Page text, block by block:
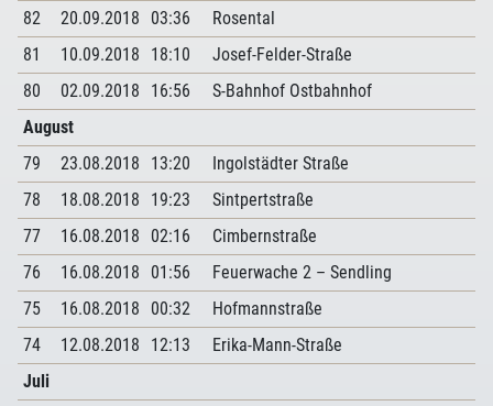
82
20.09.2018 03:36
Rosental
81
10.09.2018 18:10
Josef-Felder-Straße
80
02.09.2018 16:56
S-Bahnhof Ostbahnhof
August
79
23.08.2018 13:20
Ingolstädter Straße
78
18.08.2018 19:23
Sintpertstraße
77
16.08.2018 02:16
Cimbernstraße
76
16.08.2018 01:56
Feuerwache 2 – Sendling
75
16.08.2018 00:32
Hofmannstraße
74
12.08.2018 12:13
Erika-Mann-Straße
Juli